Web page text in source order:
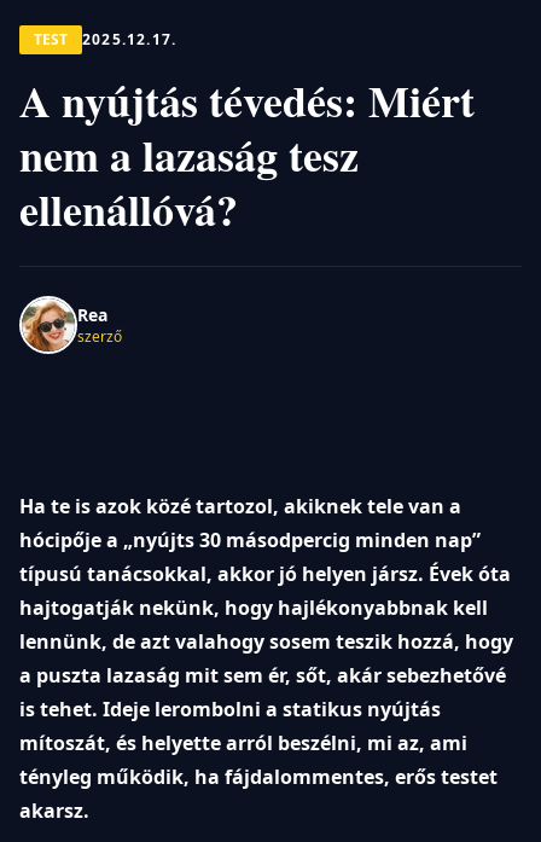
TEST 2025.12.17.
A nyújtás tévedés: Miért
nem a lazaság tesz
ellenállóvá?
Rea
szerző
Ha te is azok közé tartozol, akiknek tele van a
hócipője a „nyújts 30 másodpercig minden nap”
típusú tanácsokkal, akkor jó helyen jársz. Évek óta
hajtogatják nekünk, hogy hajlékonyabbnak kell
lennünk, de azt valahogy sosem teszik hozzá, hogy
a puszta lazaság mit sem ér, sőt, akár sebezhetővé
is tehet. Ideje lerombolni a statikus nyújtás
mítoszát, és helyette arról beszélni, mi az, ami
tényleg működik, ha fájdalommentes, erős testet
akarsz.